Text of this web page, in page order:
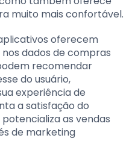
muito mais confortável.
oferecem
dados de compras
recomendar
do usuário,
experiência de
a satisfação do
as vendas
de marketing